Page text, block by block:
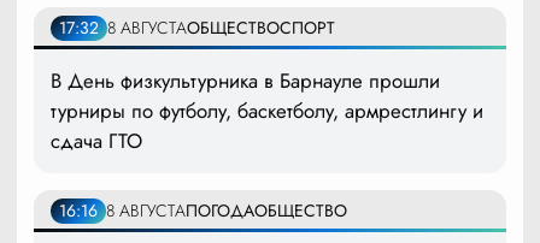
17:32 8 АВГУСТАОБЩЕСТВОСПОРТ
В День физкультурника в Барнауле прошли
турниры по футболу, баскетболу, армрестлингу и
сдача ГТО
16:16 8 АВГУСТАПОГОДАОБЩЕСТВО